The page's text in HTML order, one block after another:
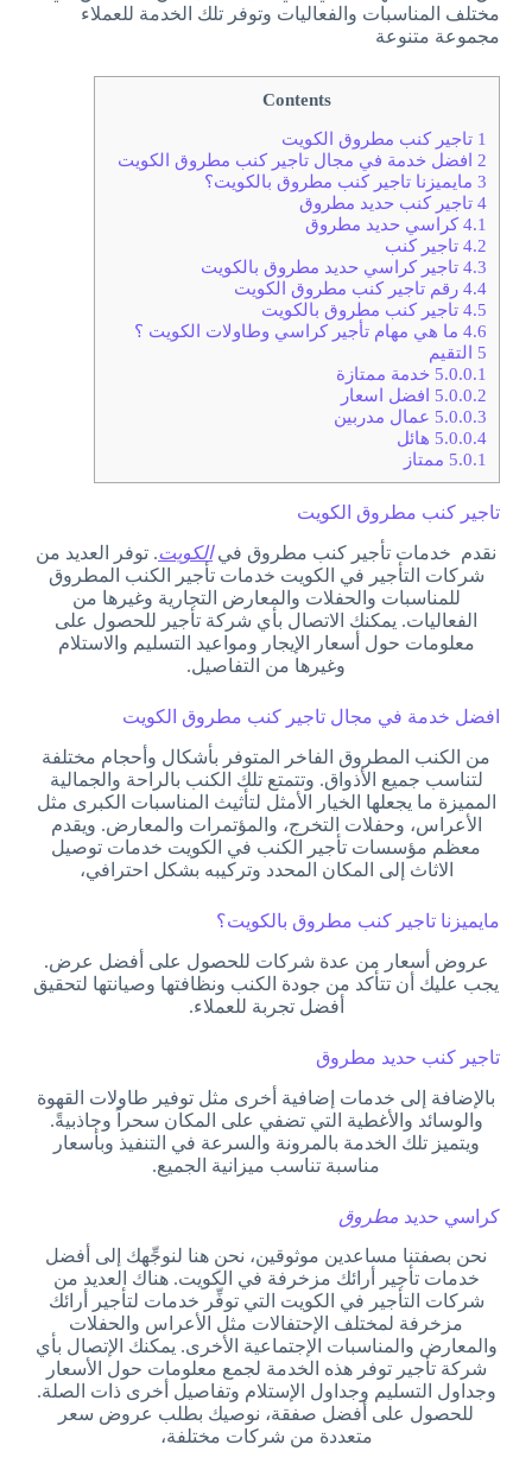
مختلف المناسبات والفعاليات وتوفر تلك الخدمة للعملاء
مجموعة متنوعة
Contents
1 تاجير كنب مطروق الكويت
2افضل خدمة في مجال تاجير كنب مطروق الكويت
3مايميزنا تاجير كنب مطروق بالكويت؟
4تاجير كنب حديد مطروق
4.1كراسي حديد مطروق
4.2تاجير كنب
4.3تاجير كراسي حديد مطروق بالكويت
4.4رقم تاجير كنب مطروق الكويت
4.5تاجير كنب مطروق بالكويت
4.6ما هي مهام تأجير كراسي وطاولات الكويت ؟
5 التقيم
5.0.0.1 خدمة ممتازة
5.0.0.2 افضل اسعار
5.0.0.3 عمال مدربين
5.0.0.4 هائل
5.0.1 ممتاز
تاجير كنب مطروق الكويت
نقدم خدمات تأجير كنب مطروق في الكويت. توفر العديد من
شركات التأجير في الكويت خدمات تأجير الكنب المطروق
للمناسبات والحفلات والمعارض التجارية وغيرها من
الفعاليات. يمكنك الاتصال بأي شركة تأجير للحصول على
معلومات حول أسعار الإيجار ومواعيد التسليم والاستلام
وغيرها من التفاصيل.
افضل خدمة في مجال تاجير كنب مطروق الكويت
من الكنب المطروق الفاخر المتوفر بأشكال وأحجام مختلفة
لتناسب جميع الأذواق. وتتمتع تلك الكنب بالراحة والجمالية
المميزة ما يجعلها الخيار الأمثل لتأثيث المناسبات الكبرى مثل
الأعراس، وحفلات التخرج، والمؤتمرات والمعارض. ويقدم
معظم مؤسسات تأجير الكنب في الكويت خدمات توصيل
الاثاث إلى المكان المحدد وتركيبه بشكل احترافي،
مايميزنا تاجير كنب مطروق بالكويت؟
عروض أسعار من عدة شركات للحصول على أفضل عرض.
يجب عليك أن تتأكد من جودة الكنب ونظافتها وصيانتها لتحقيق
أفضل تجربة للعملاء.
تاجير كنب حديد مطروق
بالإضافة إلى خدمات إضافية أخرى مثل توفير طاولات القهوة
والوسائد والأغطية التي تضفي على المكان سحراً وجاذبيةً.
ويتميز تلك الخدمة بالمرونة والسرعة في التنفيذ وبأسعار
مناسبة تناسب ميزانية الجميع.
كراسي حديد مطروق
نحن بصفتنا مساعدين موثوقين، نحن هنا لنوجِّهك إلى أفضل
خدمات تأجير أرائك مزخرفة في الكويت. هناك العديد من
شركات التأجير في الكويت التي توفِّر خدمات لتأجير أرائك
مزخرفة لمختلف الإحتفالات مثل الأعراس والحفلات
والمعارض والمناسبات الإجتماعية الأخرى. يمكنك الإتصال بأي
شركة تأجير توفر هذه الخدمة لجمع معلومات حول الأسعار
وجداول التسليم وجداول الإستلام وتفاصيل أخرى ذات الصلة.
للحصول على أفضل صفقة، نوصيك بطلب عروض سعر
متعددة من شركات مختلفة،